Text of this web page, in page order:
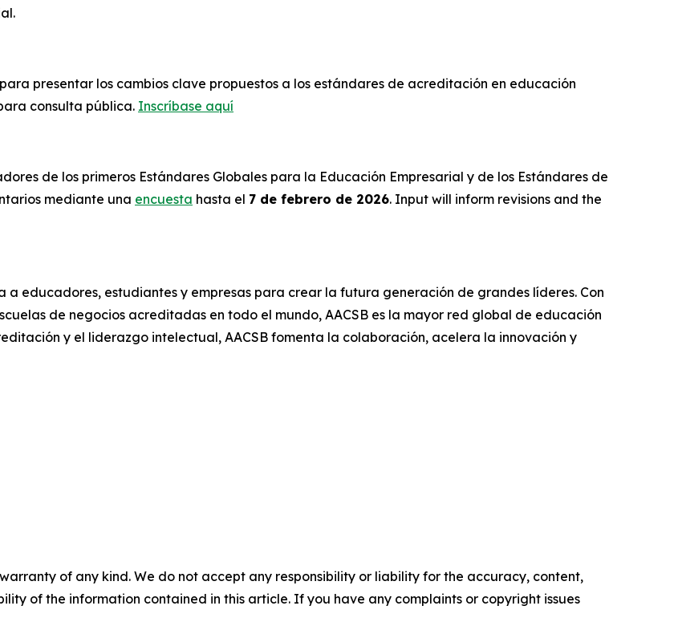
para presentar los cambios clave propuestos a los estándares de acreditación en educación
consulta pública. Inscríbase aquí
de los primeros Estándares Globales para la Educación Empresarial y de los Estándares de
mediante una encuesta hasta el 7 de febrero de 2026. Input will inform revisions and the
a educadores, estudiantes y empresas para crear la futura generación de grandes líderes. Con
de negocios acreditadas en todo el mundo, AACSB es la mayor red global de educación
y el liderazgo intelectual, AACSB fomenta la colaboración, acelera la innovación y
of any kind. We do not accept any responsibility or liability for the accuracy, content,
of the information contained in this article. If you have any complaints or copyright issues